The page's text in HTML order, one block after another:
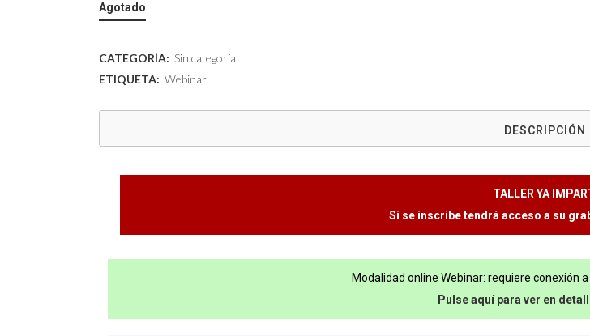
Agotado
CATEGORÍA: Sin categoría
ETIQUETA: Webinar
DESCRIPCIÓN
TALLER YA
Si se inscribe tendrá acceso a su
Modalidad online Webinar: requiere conexión
Pulse aquí para ver en